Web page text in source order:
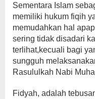
Sementara Islam
memiliki hukum fiqih
memudahkan hal
sering tidak disadari
terlihat,kecuali bagi
sungguh
Rasululkah Nabi
Fidyah, adalah